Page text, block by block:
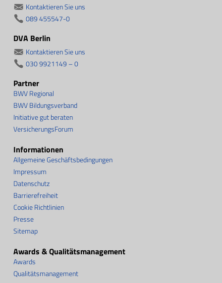
Kontaktieren Sie uns
089 455547-0
DVA Berlin
Kontaktieren Sie uns
030 9921149 – 0
Informationen
Allgemeine Geschäftsbedingungen
Impressum
Datenschutz
Barrierefreiheit
Cookie Richtlinien
Presse
Sitemap
Partner
BWV Regional
BWV Bildungsverband
Initiative gut beraten
VersicherungsForum
Awards & Qualitätsmanagement
Awards
Qualitätsmanagement